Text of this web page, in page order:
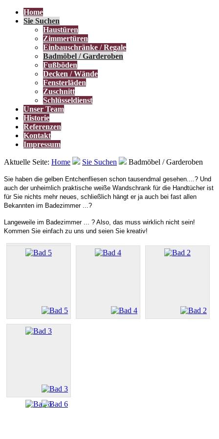
Home
Sie Suchen
Haustüren
Zimmertüren
Einbauschränke / Regale
Badmöbel / Garderoben
Fußböden
Decken / Wände
Fensterläden
Zuschnitt
Schlüsseldienst
Unser Team
Historie
Referenzen
Kontakt
Impressum
Aktuelle Seite: Home Sie Suchen Badmöbel / Garderoben
Sie haben die gelben Entchenfliesen schon tausendmal gesehen....? Und
auch der unheimlich praktische weiße Wandschrank für die Handtücher ist
für Sie nichts mehr neues, schließlich hängt er ja auch bei fast allen
Bekannten im Badezimmer ...?
Langeweile im Badezimmer ... ? Also, das muss wirklich nicht sein!
Kommen Sie einfach zu uns und seien Sie kreativ!